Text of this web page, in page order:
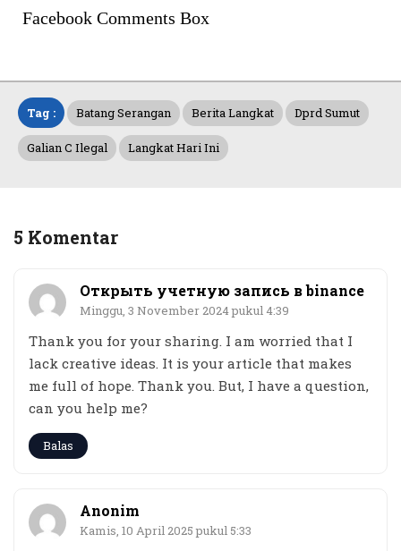
Facebook Comments Box
Tag : Batang Serangan Berita Langkat Dprd Sumut
Galian C Ilegal Langkat Hari Ini
5 Komentar
Открыть учетную запись в binance
Minggu, 3 November 2024 pukul 4:39
Thank you for your sharing. I am worried that I
lack creative ideas. It is your article that makes
me full of hope. Thank you. But, I have a question,
can you help me?
Balas
Anonim
Kamis, 10 April 2025 pukul 5:33